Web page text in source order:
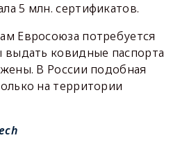
5 млн. сертификатов.
Евросоюза потребуется
выдать ковидные паспорта
В России подобная
на территории